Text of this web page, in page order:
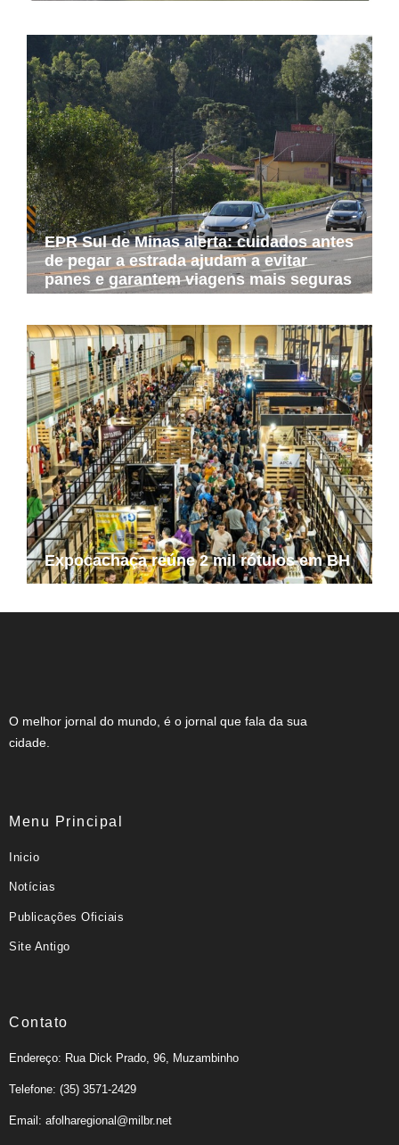
EPR Sul de Minas alerta: cuidados antes
de pegar a estrada ajudam a evitar
panes e garantem viagens mais seguras
Expocachaça reúne 2 mil rótulos em BH
O melhor jornal do mundo, é o jornal que fala da sua
cidade.
Menu Principal
Inicio
Notícias
Publicações Oficiais
Site Antigo
Contato
Endereço: Rua Dick Prado, 96, Muzambinho
Telefone: (35) 3571-2429
Email: afolharegional@milbr.net